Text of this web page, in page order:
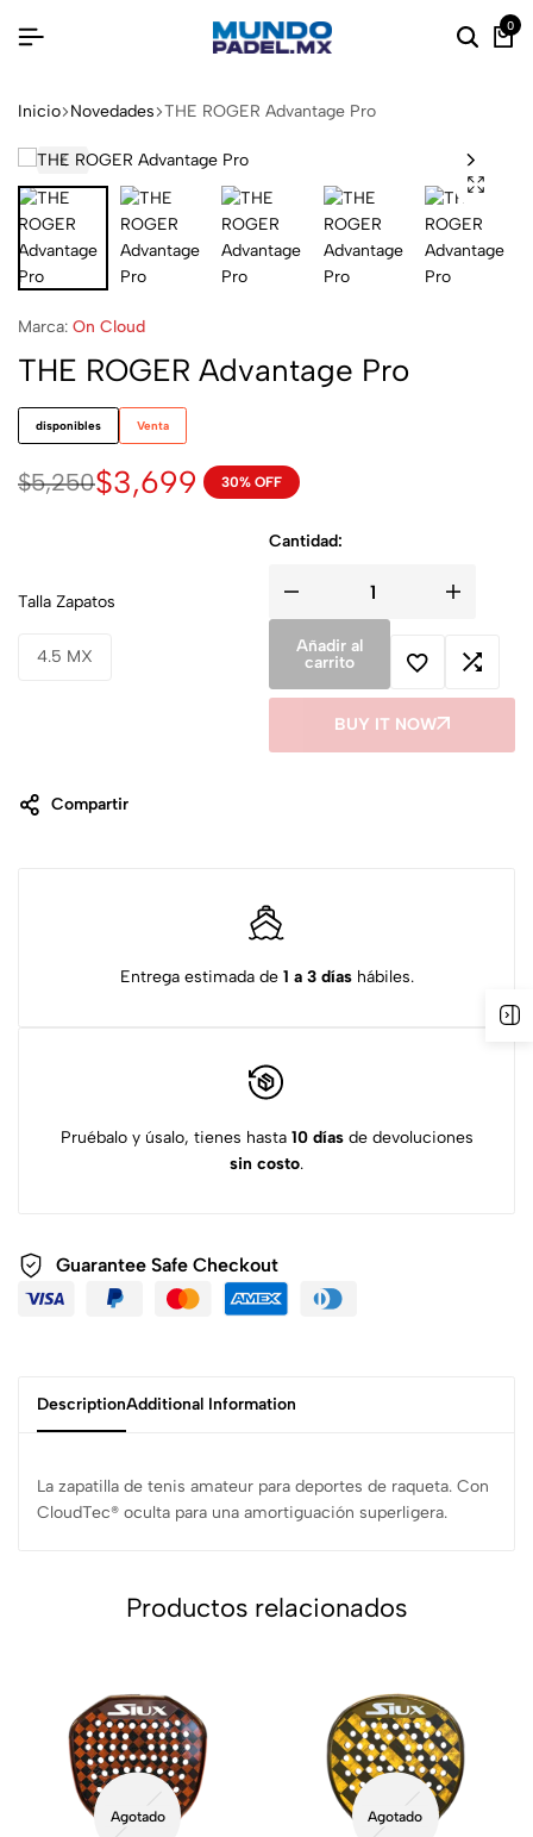
0
Inicio Novedades THE ROGER Advantage Pro
Marca: On Cloud
THE ROGER Advantage Pro
disponibles Venta
$5,250$3,699 30% OFF
Talla Zapatos
4.5 MX
Cantidad:
Añadir al
carrito
BUY IT NOW
Compartir
Entrega estimada de 1 a 3 díashábiles.
Pruébalo y úsalo, tienes hasta 10 díasde devoluciones
sin costo.
Guarantee Safe Checkout
DescriptionAdditional Information
La zapatilla de tenis amateur para deportes de raqueta. Con
CloudTec® oculta para una amortiguación superligera.
Productos relacionados
Agotado Agotado